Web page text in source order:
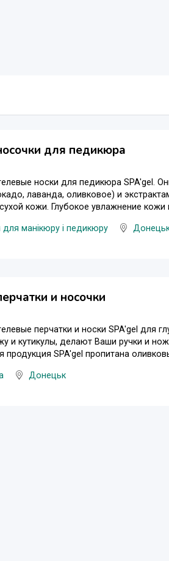
для педикюра
носки для педикюра SPA'gel.
лаванда, оливковое) и
кожи. Глубокое увлажнение кожи
для манікюру і педикюру
и носочки
перчатки и носки SPA'gel для
и кутикулы, делают Ваши ручки и
SPA'gel пропитана
Донецьк